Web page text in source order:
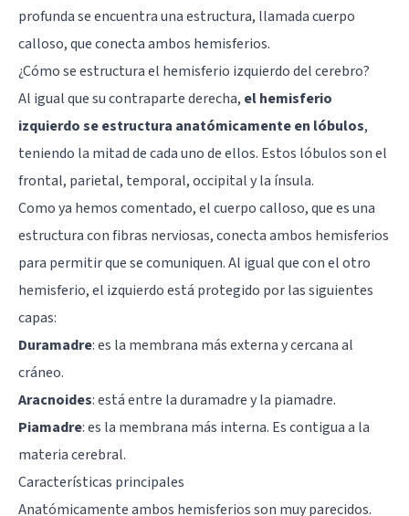
profunda se encuentra una estructura, llamadacuerpo
calloso, que conecta ambos hemisferios.
¿Cómo se estructura el hemisferio izquierdo del cerebro?
Al igual que su contraparte derecha, el hemisferio
izquierdo se estructura anatómicamente en lóbulos,
teniendo la mitad de cada uno de ellos. Estos lóbulos son el
frontal, parietal, temporal, occipital y la ínsula.
Como ya hemos comentado, el cuerpo calloso, que es una
estructura con fibras nerviosas, conecta ambos hemisferios
para permitir que se comuniquen. Al igual que con el otro
hemisferio, el izquierdo está protegido por las siguientes
capas:
Duramadre: es la membrana más externa y cercana al
cráneo.
Aracnoides: está entre la duramadre y la piamadre.
Piamadre: es la membrana más interna. Es contigua a la
materia cerebral.
Características principales
Anatómicamente ambos hemisferios son muy parecidos.